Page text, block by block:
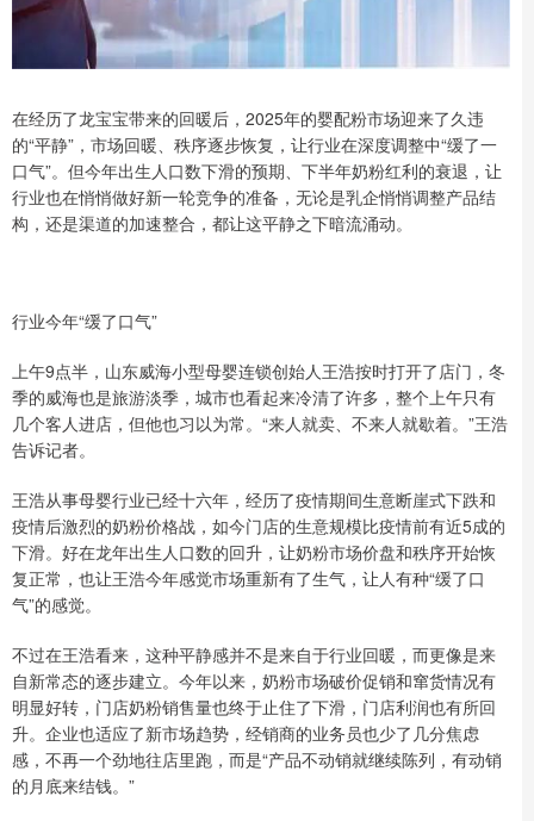
在经历了龙宝宝带来的回暖后，2025年的婴配粉市场迎来了久违
的“平静”，市场回暖、秩序逐步恢复，让行业在深度调整中“缓了一
口气”。但今年出生人口数下滑的预期、下半年奶粉红利的衰退，让
行业也在悄悄做好新一轮竞争的准备，无论是乳企悄悄调整产品结
构，还是渠道的加速整合，都让这平静之下暗流涌动。
行业今年“缓了口气”
上午9点半，山东威海小型母婴连锁创始人王浩按时打开了店门，冬
季的威海也是旅游淡季，城市也看起来冷清了许多，整个上午只有
几个客人进店，但他也习以为常。“来人就卖、不来人就歇着。”王浩
告诉记者。
王浩从事母婴行业已经十六年，经历了疫情期间生意断崖式下跌和
疫情后激烈的奶粉价格战，如今门店的生意规模比疫情前有近5成的
下滑。好在龙年出生人口数的回升，让奶粉市场价盘和秩序开始恢
复正常，也让王浩今年感觉市场重新有了生气，让人有种“缓了口
气”的感觉。
不过在王浩看来，这种平静感并不是来自于行业回暖，而更像是来
自新常态的逐步建立。今年以来，奶粉市场破价促销和窜货情况有
明显好转，门店奶粉销售量也终于止住了下滑，门店利润也有所回
升。企业也适应了新市场趋势，经销商的业务员也少了几分焦虑
感，不再一个劲地往店里跑，而是“产品不动销就继续陈列，有动销
的月底来结钱。”